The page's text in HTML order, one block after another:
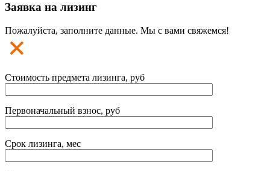
Заявка на лизинг
Пожалуйста, заполните данные. Мы с вами свяжемся!
Стоимость предмета лизинга, руб
Первоначальный взнос, руб
Срок лизинга, мес